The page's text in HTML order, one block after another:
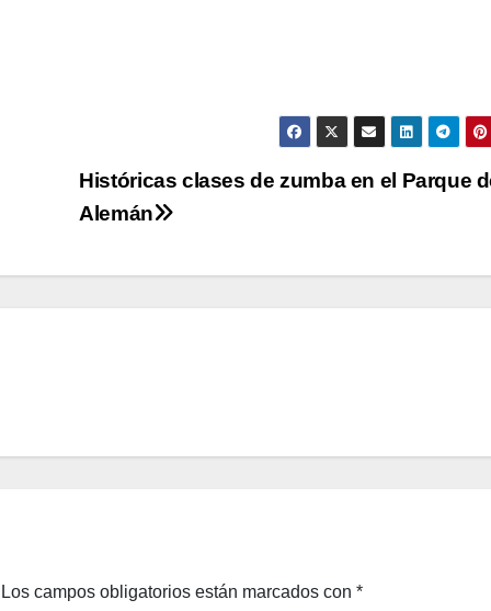
Históricas clases de zumba en el Parque
Alemán
Los campos obligatorios están marcados con *